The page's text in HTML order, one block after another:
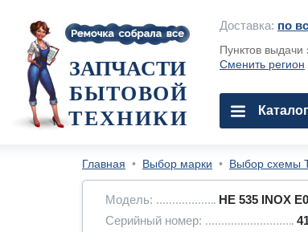
Доставка: по
Пунктов выдачи
Сменить регион
ЗАПЧАСТИ
БЫТОВОЙ
ТЕХНИКИ
Главная • Выбор марки • Выбор схемы
Модель:
HE 535 INOX
Серийный номер: